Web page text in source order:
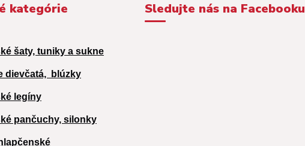
kategórie
šaty, tuniky a sukne
dievčatá, blúzky
legíny
pančuchy, silonky
Sledujte nás na Facebooku